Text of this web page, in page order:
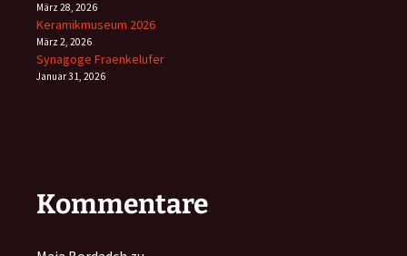
März 28, 2026
Keramikmuseum 2026
März 2, 2026
Synagoge Fraenkelufer
Januar 31, 2026
Kommentare